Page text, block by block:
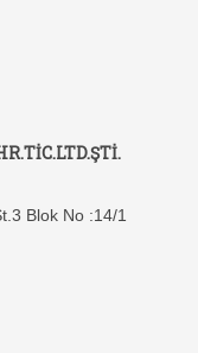
Blok No :14/1